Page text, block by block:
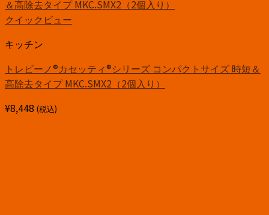
クイックビュー
キッチン
トレビーノ®カセッティ®シリーズ コンパクトサイズ 時短＆
高除去タイプ MKC.SMX2（2個入り）
¥8,448 (税込)